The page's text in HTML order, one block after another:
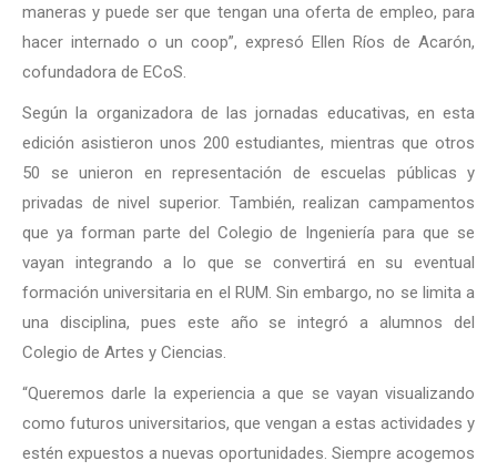
maneras y puede ser que tengan una oferta de empleo, para
hacer internado o un coop”, expresó Ellen Ríos de Acarón,
cofundadora de ECoS.
Según la organizadora de las jornadas educativas, en esta
edición asistieron unos 200 estudiantes, mientras que otros
50 se unieron en representación de escuelas públicas y
privadas de nivel superior. También, realizan campamentos
que ya forman parte del Colegio de Ingeniería para que se
vayan integrando a lo que se convertirá en su eventual
formación universitaria en el RUM. Sin embargo, no se limita a
una disciplina, pues este año se integró a alumnos del
Colegio de Artes y Ciencias.
“Queremos darle la experiencia a que se vayan visualizando
como futuros universitarios, que vengan a estas actividades y
estén expuestos a nuevas oportunidades. Siempre acogemos